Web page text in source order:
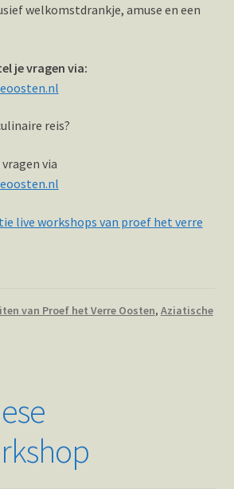
welkomstdrankje, amuse en een
je vragen via:
reis?
via
live workshops van proef het verre
van Proef het Verre Oosten, Aziatische